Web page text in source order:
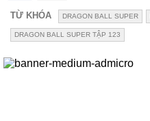
TỪ KHÓA DRAGON BALL SUPER
DRAGON BALL SUPER TẬP 123